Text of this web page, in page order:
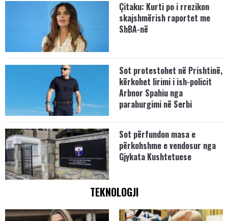
Çitaku: Kurti po i rrezikon
skajshmërish raportet me
ShBA-në
Sot protestohet në Prishtinë,
kërkohet lirimi i ish-policit
Arbnor Spahiu nga
paraburgimi në Serbi
Sot përfundon masa e
përkohshme e vendosur nga
Gjykata Kushtetuese
TEKNOLOGJI